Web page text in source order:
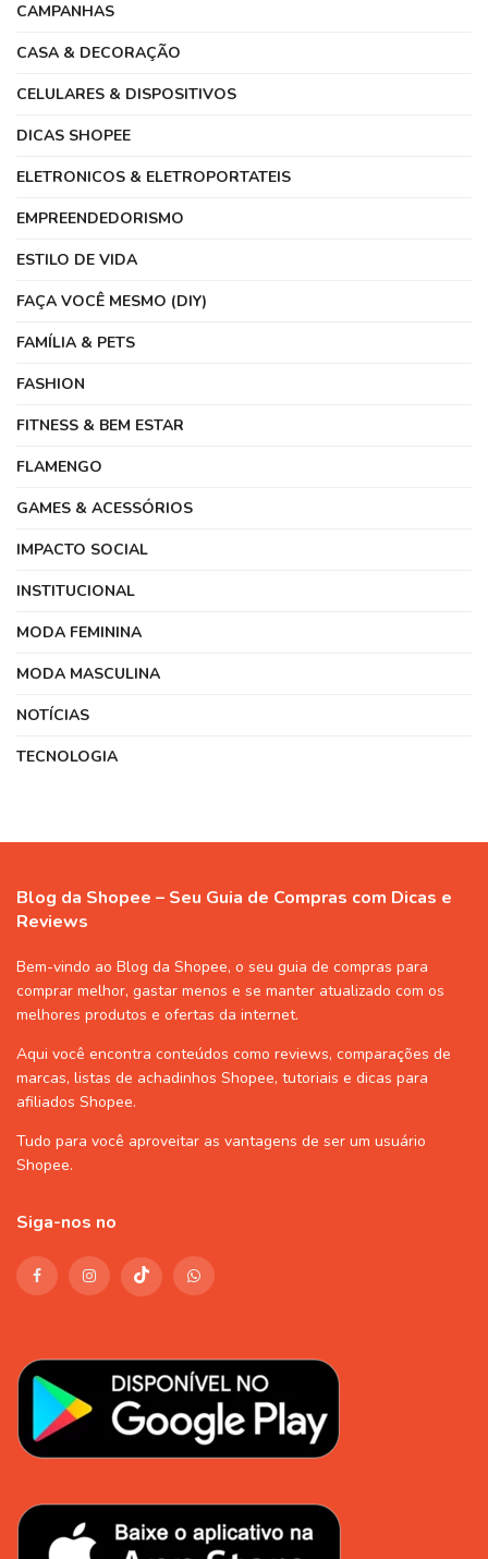
CAMPANHAS
CASA & DECORAÇÃO
CELULARES & DISPOSITIVOS
DICAS SHOPEE
ELETRONICOS & ELETROPORTATEIS
EMPREENDEDORISMO
ESTILO DE VIDA
FAÇA VOCÊ MESMO (DIY)
FAMÍLIA & PETS
FASHION
FITNESS & BEM ESTAR
FLAMENGO
GAMES & ACESSÓRIOS
IMPACTO SOCIAL
INSTITUCIONAL
MODA FEMININA
MODA MASCULINA
NOTÍCIAS
TECNOLOGIA
Blog da Shopee – Seu Guia de Compras com Dicas e
Reviews
Bem-vindo ao Blog da Shopee, o seu guia de compras para
comprar melhor, gastar menos e se manter atualizado com os
melhores produtos e ofertas da internet.
Aqui você encontra conteúdos como reviews, comparações de
marcas, listas de achadinhos Shopee, tutoriais e dicas para
afiliados Shopee.
Tudo para você aproveitar as vantagens de ser um usuário
Shopee.
Siga-nos no